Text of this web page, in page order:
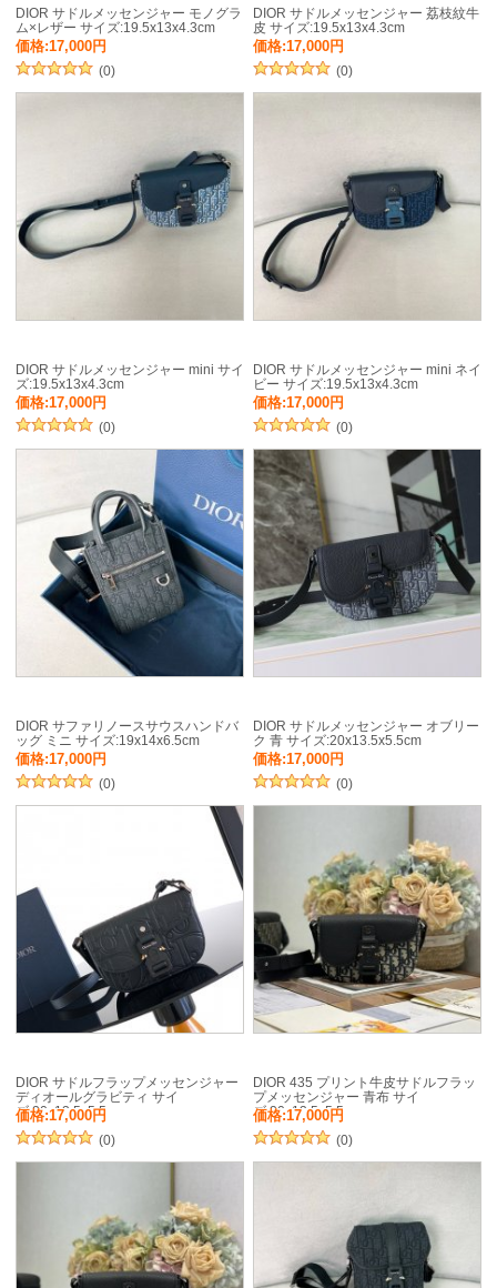
DIOR サドルメッセンジャー モノグラ
ム×レザー サイズ:19.5x13x4.3cm
価格:17,000円
(0)
DIOR サドルメッセンジャー 荔枝紋牛
皮 サイズ:19.5x13x4.3cm
価格:17,000円
(0)
DIOR サドルメッセンジャー mini サイ
ズ:19.5x13x4.3cm
価格:17,000円
(0)
DIOR サドルメッセンジャー mini ネイ
ビー サイズ:19.5x13x4.3cm
価格:17,000円
(0)
DIOR サファリノースサウスハンドバ
ッグ ミニ サイズ:19x14x6.5cm
価格:17,000円
(0)
DIOR サドルメッセンジャー オブリー
ク 青 サイズ:20x13.5x5.5cm
価格:17,000円
(0)
DIOR サドルフラップメッセンジャー
ディオールグラビティ サイ
ズ:20x13.5x5.5cm
価格:17,000円
(0)
DIOR 435 プリント牛皮サドルフラッ
プメッセンジャー 青布 サイ
ズ:20x13.5x5.5cm
価格:17,000円
(0)